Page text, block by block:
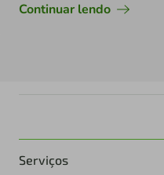
Continuar lendo
Serviços